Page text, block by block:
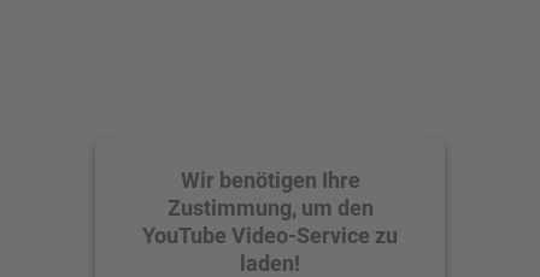
Wir benötigen Ihre
Zustimmung, um den
YouTube Video-Service zu
laden!